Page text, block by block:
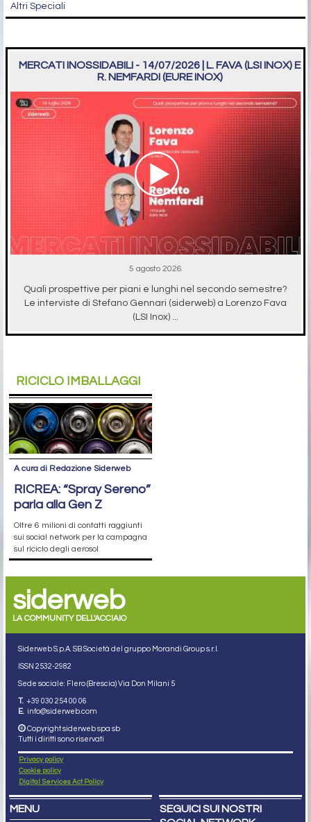
Altri Speciali
MERCATI INOSSIDABILI - 14/07/2026 | L. FAVA (LSI INOX) E
R. NEMFARDI (EURE INOX)
5 agosto 2026
Quali prospettive per piani e lunghi nel secondo semestre?
Le interviste di Stefano Gennari (siderweb) a Lorenzo Fava
(LSI Inox) ...
RICICLO IMBALLAGGI
A cura di Redazione Siderweb
RICREA: “Spray Sereno”
parla alla Gen Z
Oltre 6 milioni di contatti raggiunti
sui social network per la campagna
sul riciclo degli aerosol
siderweb
LA COMMUNITY DELL'ACCIAIO
Siderweb S.p.A. SB Società del gruppo Morandi Group s.r.l.
ISSN 2532-2982
Sede sociale: Flero (Brescia) Via Don Milani 5
T. +39 030 254 00 06
E. info@siderweb.com
Copyright siderweb spa sb
Tutti i diritti sono riservati
Privacy policy
Cookie policy
Digital Services Act Policy
MENU
SEGUICI SUI NOSTRI